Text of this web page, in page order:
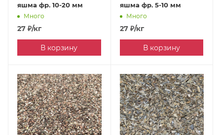
яшма фр. 10-20 мм
Много
27 ₽/кг
В корзину
яшма фр. 5-10 мм
Много
27₽/кг
В корзину